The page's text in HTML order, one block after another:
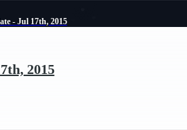
- Jul 17th, 2015
2015